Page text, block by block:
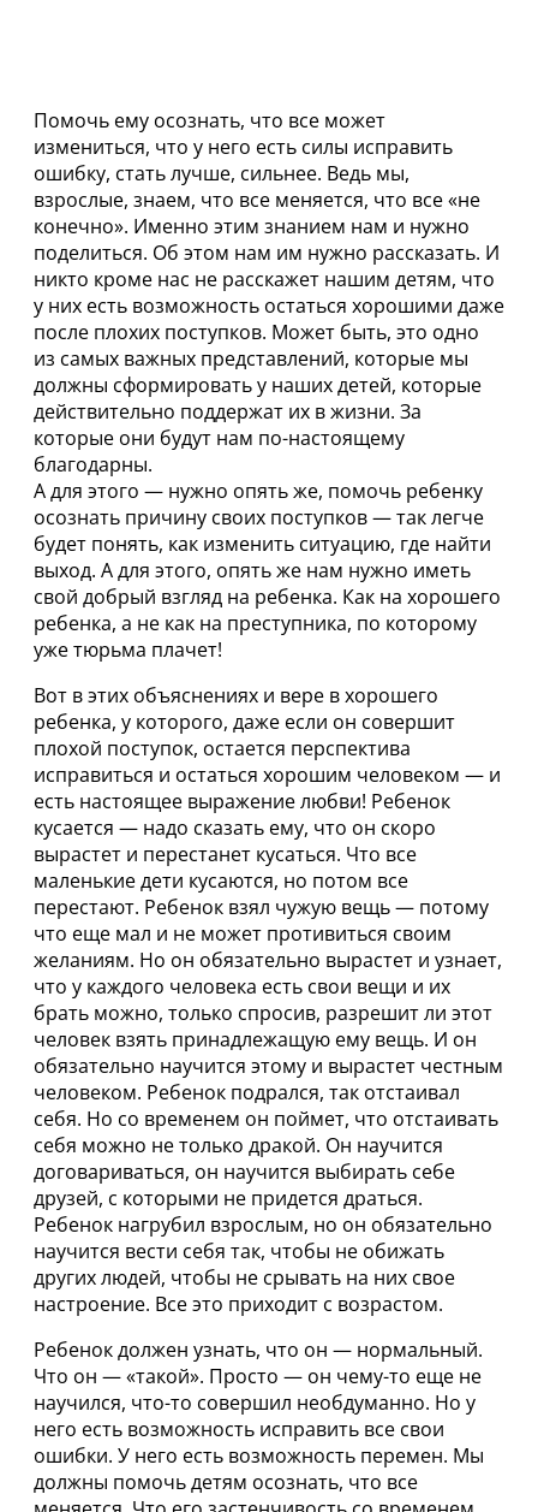
Помочь ему осознать, что все может
измениться, что у него есть силы исправить
ошибку, стать лучше, сильнее. Ведь мы,
взрослые, знаем, что все меняется, что все «не
конечно». Именно этим знанием нам и нужно
поделиться. Об этом нам им нужно рассказать. И
никто кроме нас не расскажет нашим детям, что
у них есть возможность остаться хорошими даже
после плохих поступков. Может быть, это одно
из самых важных представлений, которые мы
должны сформировать у наших детей, которые
действительно поддержат их в жизни. За
которые они будут нам по-настоящему
благодарны.
А для этого — нужно опять же, помочь ребенку
осознать причину своих поступков — так легче
будет понять, как изменить ситуацию, где найти
выход. А для этого, опять же нам нужно иметь
свой добрый взгляд на ребенка. Как на хорошего
ребенка, а не как на преступника, по которому
уже тюрьма плачет!
Вот в этих объяснениях и вере в хорошего
ребенка, у которого, даже если он совершит
плохой поступок, остается перспектива
исправиться и остаться хорошим человеком — и
есть настоящее выражение любви! Ребенок
кусается — надо сказать ему, что он скоро
вырастет и перестанет кусаться. Что все
маленькие дети кусаются, но потом все
перестают. Ребенок взял чужую вещь — потому
что еще мал и не может противиться своим
желаниям. Но он обязательно вырастет и узнает,
что у каждого человека есть свои вещи и их
брать можно, только спросив, разрешит ли этот
человек взять принадлежащую ему вещь. И он
обязательно научится этому и вырастет честным
человеком. Ребенок подрался, так отстаивал
себя. Но со временем он поймет, что отстаивать
себя можно не только дракой. Он научится
договариваться, он научится выбирать себе
друзей, с которыми не придется драться.
Ребенок нагрубил взрослым, но он обязательно
научится вести себя так, чтобы не обижать
других людей, чтобы не срывать на них свое
настроение. Все это приходит с возрастом.
Ребенок должен узнать, что он — нормальный.
Что он — «такой». Просто — он чему-то еще не
научился, что-то совершил необдуманно. Но у
него есть возможность исправить все свои
ошибки. У него есть возможность перемен. Мы
должны помочь детям осознать, что все